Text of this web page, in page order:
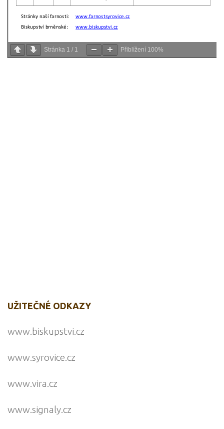
Stránka 1 / 1 Přiblížení 100%
UŽITEČNÉ ODKAZY
www.biskupstvi.cz
www.syrovice.cz
www.vira.cz
www.signaly.cz